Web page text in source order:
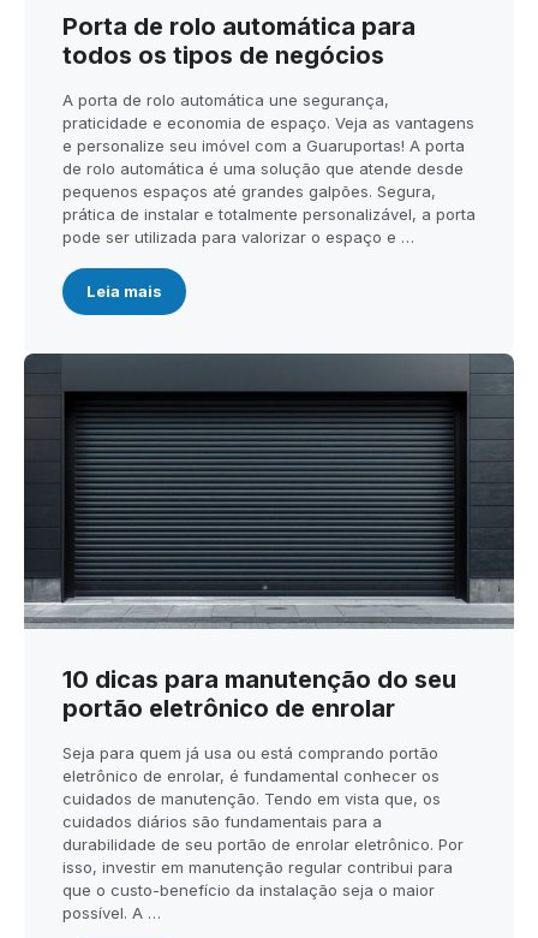
Porta de rolo automática para
todos os tipos de negócios
A porta de rolo automática une segurança,
praticidade e economia de espaço. Veja as vantagens
e personalize seu imóvel com a Guaruportas! A porta
de rolo automática é uma solução que atende desde
pequenos espaços até grandes galpões. Segura,
prática de instalar e totalmente personalizável, a porta
pode ser utilizada para valorizar o espaço e …
Leia mais
10 dicas para manutenção do seu
portão eletrônico de enrolar
Seja para quem já usa ou está comprando portão
eletrônico de enrolar, é fundamental conhecer os
cuidados de manutenção. Tendo em vista que, os
cuidados diários são fundamentais para a
durabilidade de seu portão de enrolar eletrônico. Por
isso, investir em manutenção regular contribui para
que o custo-benefício da instalação seja o maior
possível. A …